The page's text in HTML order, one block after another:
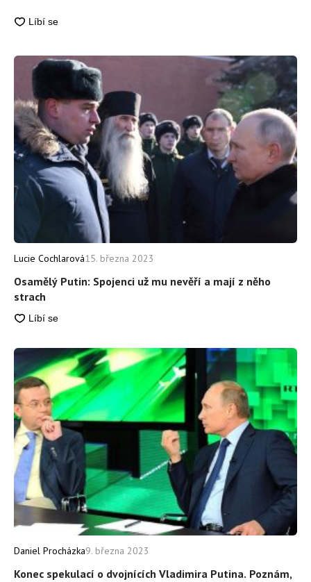
Osamělý Putin: Spojenci už mu nevěří a mají z něho
strach
Lucie Cochlarová15. března 2023
Konec spekulací o dvojnících Vladimira Putina. Poznám,
Daniel Procházka9. března 2023